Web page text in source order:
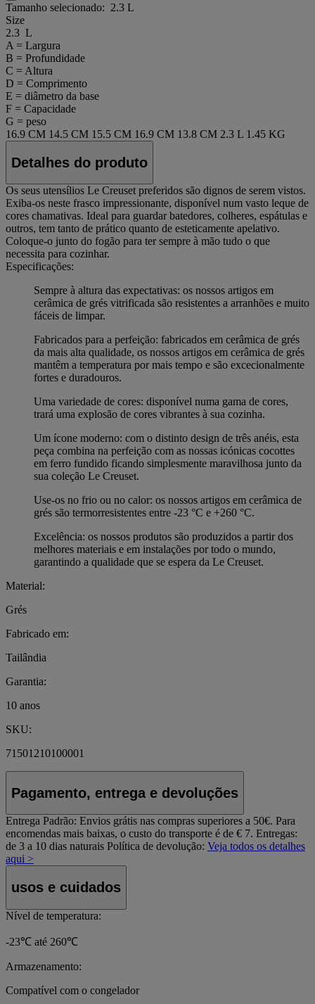
Tamanho selecionado: 2.3 L
Size
2.3 L
A = Largura
B = Profundidade
C = Altura
D = Comprimento
E = diâmetro da base
F = Capacidade
G = peso
16.9 CM 14.5 CM 15.5 CM 16.9 CM 13.8 CM 2.3 L 1.45 KG
Detalhes do produto
Os seus utensílios Le Creuset preferidos são dignos de serem vistos.
Exiba-os neste frasco impressionante, disponível num vasto leque de
cores chamativas. Ideal para guardar batedores, colheres, espátulas e
outros, tem tanto de prático quanto de esteticamente apelativo.
Coloque-o junto do fogão para ter sempre à mão tudo o que
necessita para cozinhar.
Especificações:
Sempre à altura das expectativas: os nossos artigos em
cerâmica de grés vitrificada são resistentes a arranhões e muito
fáceis de limpar.
Fabricados para a perfeição: fabricados em cerâmica de grés
da mais alta qualidade, os nossos artigos em cerâmica de grés
mantêm a temperatura por mais tempo e são excecionalmente
fortes e duradouros.
Uma variedade de cores: disponível numa gama de cores,
trará uma explosão de cores vibrantes à sua cozinha.
Um ícone moderno: com o distinto design de três anéis, esta
peça combina na perfeição com as nossas icónicas cocottes
em ferro fundido ficando simplesmente maravilhosa junto da
sua coleção Le Creuset.
Use-os no frio ou no calor: os nossos artigos em cerâmica de
grés são termorresistentes entre -23 °C e +260 °C.
Excelência: os nossos produtos são produzidos a partir dos
melhores materiais e em instalações por todo o mundo,
garantindo a qualidade que se espera da Le Creuset.
Material:
Grés
Fabricado em:
Tailândia
Garantia:
10 anos
SKU:
71501210100001
Pagamento, entrega e devoluções
Entrega Padrão: Envios grátis nas compras superiores a 50€. Para
encomendas mais baixas, o custo do transporte é de € 7. Entregas:
de 3 a 10 dias naturais Política de devolução: Veja todos os detalhes
aqui >
usos e cuidados
Nível de temperatura:
-23℃ até 260℃
Armazenamento:
Compatível com o congelador